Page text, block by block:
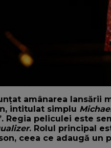
amânarea
intitulat simplu
Regia peliculei este
. Rolul principal
ceea ce adaugă un